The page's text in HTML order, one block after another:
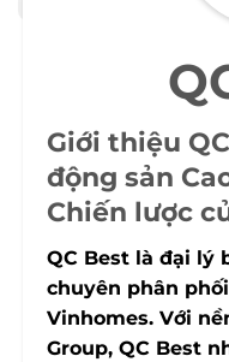
Giới thiệu
động sản
Chiến lược
QC Best là đại lý
chuyên phân
Vinhomes. Với
Group, QC Best